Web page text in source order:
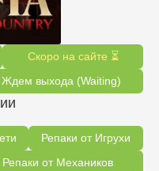
Скоро на сайте ⏳
Ждем выхода (Waiting)
Репаки от Игрухи
Репаки от Механиков